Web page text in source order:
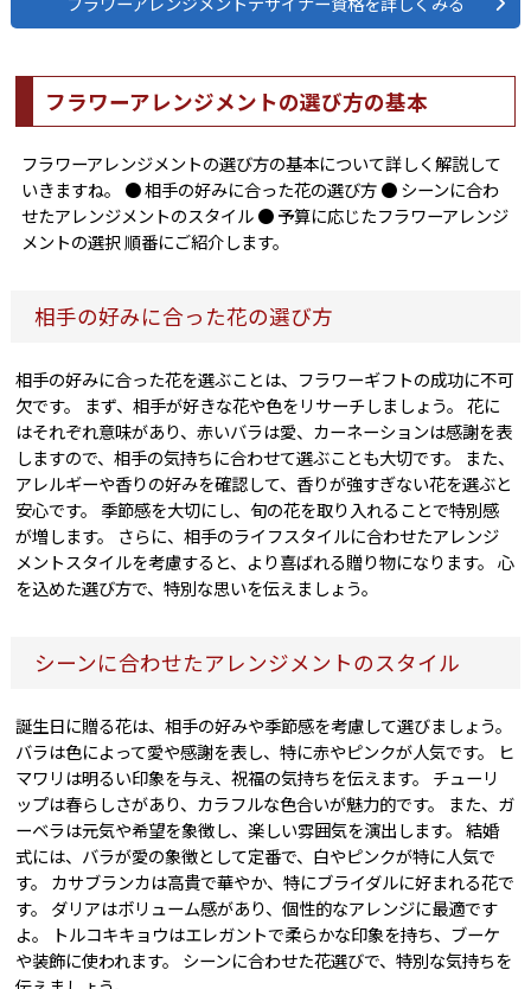
フラワーアレンジメントの選び方の基本
フラワーアレンジメントの選び方の基本について詳しく解説して
いきますね。 ● 相手の好みに合った花の選び方 ● シーンに合わ
せたアレンジメントのスタイル ● 予算に応じたフラワーアレンジ
メントの選択 順番にご紹介します。
相手の好みに合った花の選び方
相手の好みに合った花を選ぶことは、フラワーギフトの成功に不可
欠です。 まず、相手が好きな花や色をリサーチしましょう。 花に
はそれぞれ意味があり、赤いバラは愛、カーネーションは感謝を表
しますので、相手の気持ちに合わせて選ぶことも大切です。 また、
アレルギーや香りの好みを確認して、香りが強すぎない花を選ぶと
安心です。 季節感を大切にし、旬の花を取り入れることで特別感
が増します。 さらに、相手のライフスタイルに合わせたアレンジ
メントスタイルを考慮すると、より喜ばれる贈り物になります。 心
を込めた選び方で、特別な思いを伝えましょう。
シーンに合わせたアレンジメントのスタイル
誕生日に贈る花は、相手の好みや季節感を考慮して選びましょう。
バラは色によって愛や感謝を表し、特に赤やピンクが人気です。 ヒ
マワリは明るい印象を与え、祝福の気持ちを伝えます。 チューリ
ップは春らしさがあり、カラフルな色合いが魅力的です。 また、ガ
ーベラは元気や希望を象徴し、楽しい雰囲気を演出します。 結婚
式には、バラが愛の象徴として定番で、白やピンクが特に人気で
す。 カサブランカは高貴で華やか、特にブライダルに好まれる花で
す。 ダリアはボリューム感があり、個性的なアレンジに最適です
よ。 トルコキキョウはエレガントで柔らかな印象を持ち、ブーケ
や装飾に使われます。 シーンに合わせた花選びで、特別な気持ちを